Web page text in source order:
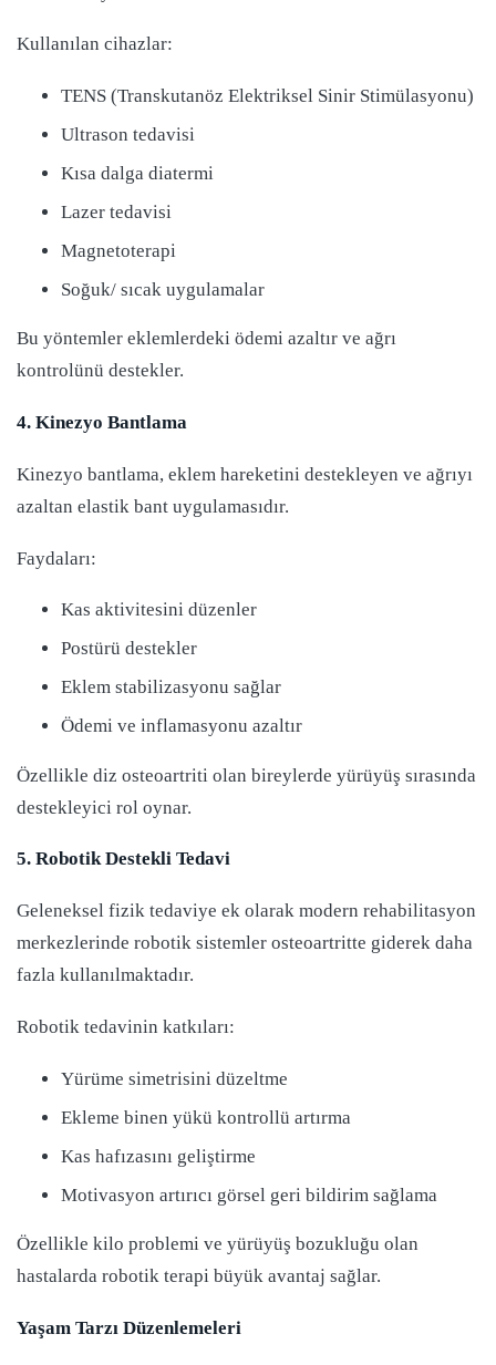
Kullanılan cihazlar:
TENS (Transkutanöz Elektriksel Sinir Stimülasyonu)
Ultrason tedavisi
Kısa dalga diatermi
Lazer tedavisi
Magnetoterapi
Soğuk/ sıcak uygulamalar
Bu yöntemler eklemlerdeki ödemi azaltır ve ağrı
kontrolünü destekler.
4. Kinezyo Bantlama
Kinezyo bantlama, eklem hareketini destekleyen ve ağrıyı
azaltan elastik bant uygulamasıdır.
Faydaları:
Kas aktivitesini düzenler
Postürü destekler
Eklem stabilizasyonu sağlar
Ödemi ve inflamasyonu azaltır
Özellikle diz osteoartriti olan bireylerde yürüyüş sırasında
destekleyici rol oynar.
5. Robotik Destekli Tedavi
Geleneksel fizik tedaviye ek olarak modern rehabilitasyon
merkezlerinde robotik sistemler osteoartritte giderek daha
fazla kullanılmaktadır.
Robotik tedavinin katkıları:
Yürüme simetrisini düzeltme
Ekleme binen yükü kontrollü artırma
Kas hafızasını geliştirme
Motivasyon artırıcı görsel geri bildirim sağlama
Özellikle kilo problemi ve yürüyüş bozukluğu olan
hastalarda robotik terapi büyük avantaj sağlar.
Yaşam Tarzı Düzenlemeleri